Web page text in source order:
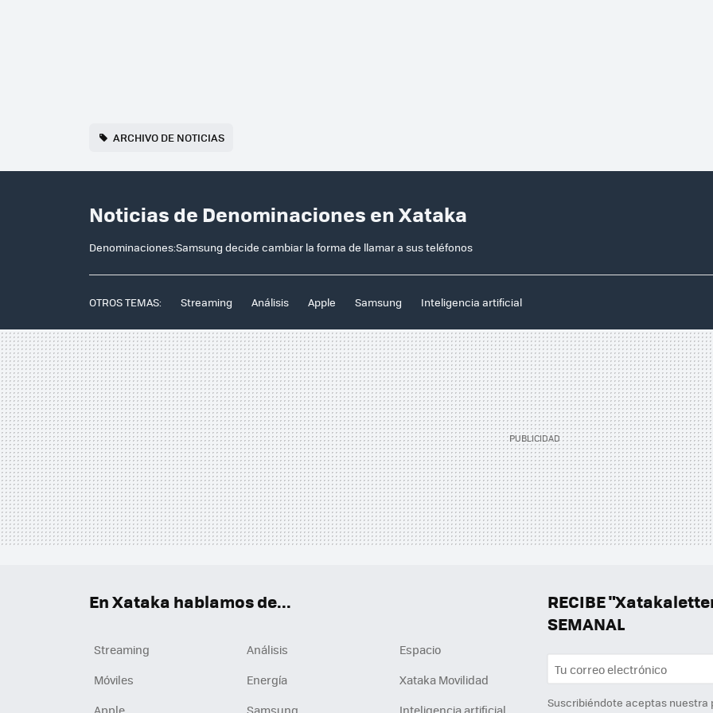
ARCHIVO DE NOTICIAS
Noticias de Denominaciones en Xataka
Denominaciones:Samsung decide cambiar la forma de llamar a sus teléfonos
OTROS TEMAS: Streaming Análisis Apple Samsung Inteligencia artificial
RECIBE
SEMANAL
Suscribiéndote aceptas nuestra
En Xataka hablamos de...
Streaming Análisis
Espacio
Móviles
Energía
Xataka Movilidad